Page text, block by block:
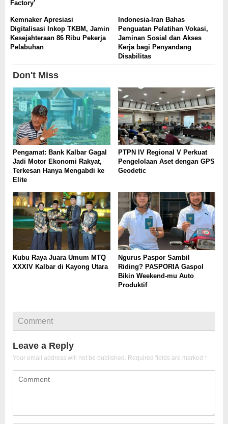
Factory’
Kemnaker Apresiasi
Digitalisasi Inkop TKBM, Jamin
Kesejahteraan 86 Ribu Pekerja
Pelabuhan
Indonesia-Iran Bahas
Penguatan Pelatihan Vokasi,
Jaminan Sosial dan Akses
Kerja bagi Penyandang
Disabilitas
Don't Miss
Pengamat: Bank Kalbar Gagal
Jadi Motor Ekonomi Rakyat,
Terkesan Hanya Mengabdi ke
Elite
PTPN IV Regional V Perkuat
Pengelolaan Aset dengan GPS
Geodetic
Kubu Raya Juara Umum MTQ
XXXIV Kalbar di Kayong Utara
Ngurus Paspor Sambil
Riding? PASPORIA Gaspol
Bikin Weekend-mu Auto
Produktif
Comment
Leave a Reply
Your email address will not be published. Required fields are marked *